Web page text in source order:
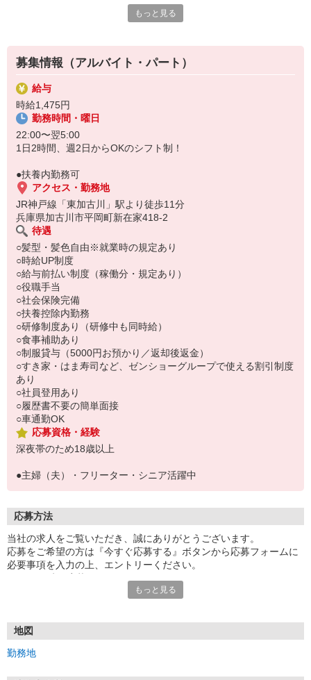
なか卯、かつ庵、ココス、ジョリーパスタ、ビッグボーイ、華屋
ョーグループ！
その中のひとつ『すき家』でお仕事しませんか？
あなたの笑顔で！
すばやく提供！
他にも、食材の調整や金銭管理、新しく入社したクルーの研修など
様々なお仕事があります。
セルフオーダー、セルフ会計で、現金の受け渡しはほとんどありま
せん。※一部店舗を除く
取り間違いもなく安心でスムーズ♪
マニュアルも用意していますので飲食店が初めての方でも大丈夫！
もちろん先輩クルーがしっかり教えてくれるので安心してくださ
い。
もっと見る
募集情報（アルバイト・パート）
給与
時給1,475円
勤務時間・曜日
22:00〜翌5:00
1日2時間、週2日からOKのシフト制！
●扶養内勤務可
アクセス・勤務地
JR神戸線「東加古川」駅より徒歩11分
兵庫県加古川市平岡町新在家418-2
待遇
○髪型・髪色自由※就業時の規定あり
○時給UP制度
○給与前払い制度（稼働分・規定あり）
○役職手当
○社会保険完備
○扶養控除内勤務
○研修制度あり（研修中も同時給）
○食事補助あり
○制服貸与（5000円お預かり／返却後返金）
○すき家・はま寿司など、ゼンショーグループで使える割引制度
あり
○社員登用あり
○履歴書不要の簡単面接
○車通勤OK
応募資格・経験
深夜帯のため18歳以上
●主婦（夫）・フリーター・シニア活躍中
応募方法
当社の求人をご覧いただき、誠にありがとうございます。
応募をご希望の方は『今すぐ応募する』ボタンから応募フォームに
必要事項を入力の上、エントリーください。
号」など
もっと見る
地図
勤務地